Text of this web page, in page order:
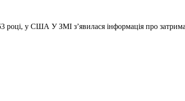
році, у США У ЗМІ з’явилася інформація про